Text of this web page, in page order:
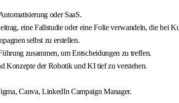
oder SaaS.
eine Fallstudie oder eine Folie verwandeln, die bei
selbst zu erstellen.
zusammen, um Entscheidungen zu treffen.
Konzepte der Robotik und KI tief zu verstehen.
Canva, LinkedIn Campaign Manager.